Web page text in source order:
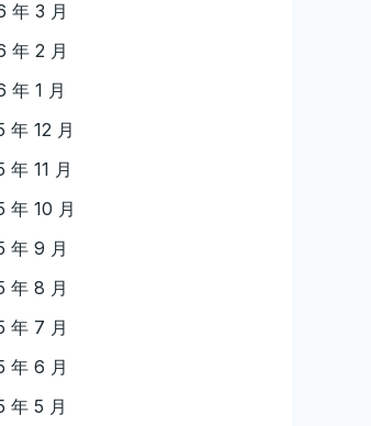
年 3 月
年 2 月
年 1 月
年 12 月
年 11 月
年 10 月
年 9 月
年 8 月
年 7 月
年 6 月
年 5 月